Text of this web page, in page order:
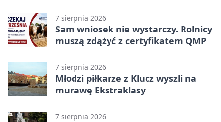
7 sierpnia 2026
Sam wniosek nie wystarczy. Rolnicy
muszą zdążyć z certyfikatem QMP
7 sierpnia 2026
Młodzi piłkarze z Klucz wyszli na
murawę Ekstraklasy
7 sierpnia 2026